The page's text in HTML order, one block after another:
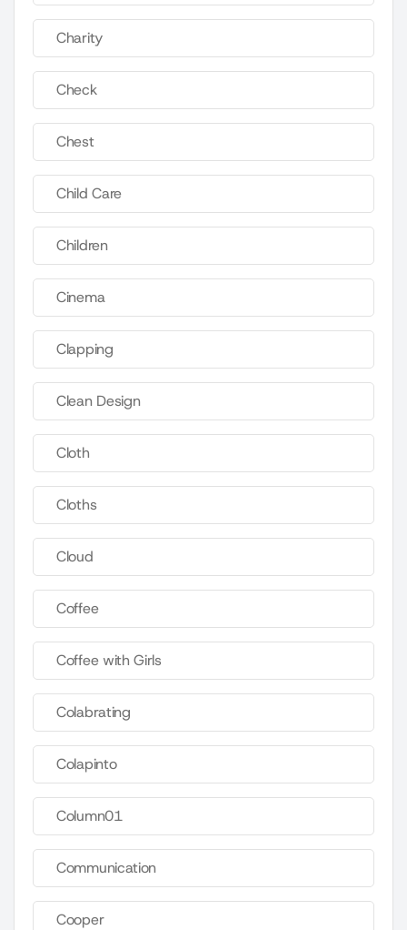
Charity
Check
Chest
Child Care
Children
Cinema
Clapping
Clean Design
Cloth
Cloths
Cloud
Coffee
Coffee with Girls
Colabrating
Colapinto
Column01
Communication
Cooper